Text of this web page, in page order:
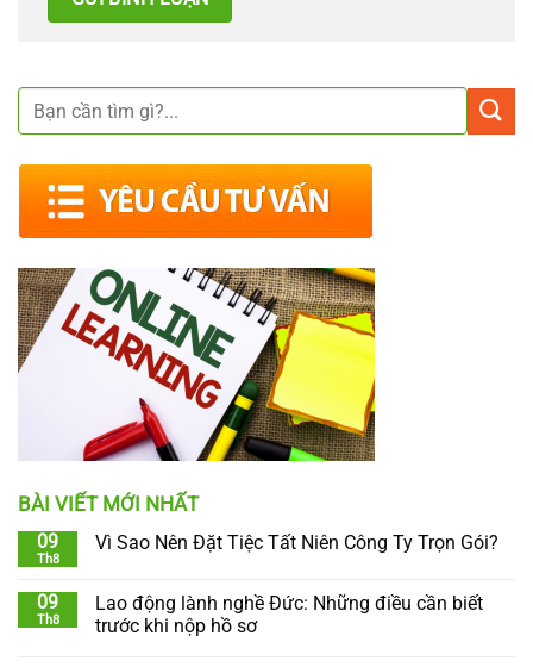
BÀI VIẾT MỚI NHẤT
09
Th8
Vì Sao Nên Đặt Tiệc Tất Niên Công Ty Trọn Gói?
09
Th8
Lao động lành nghề Đức: Những điều cần biết
trước khi nộp hồ sơ